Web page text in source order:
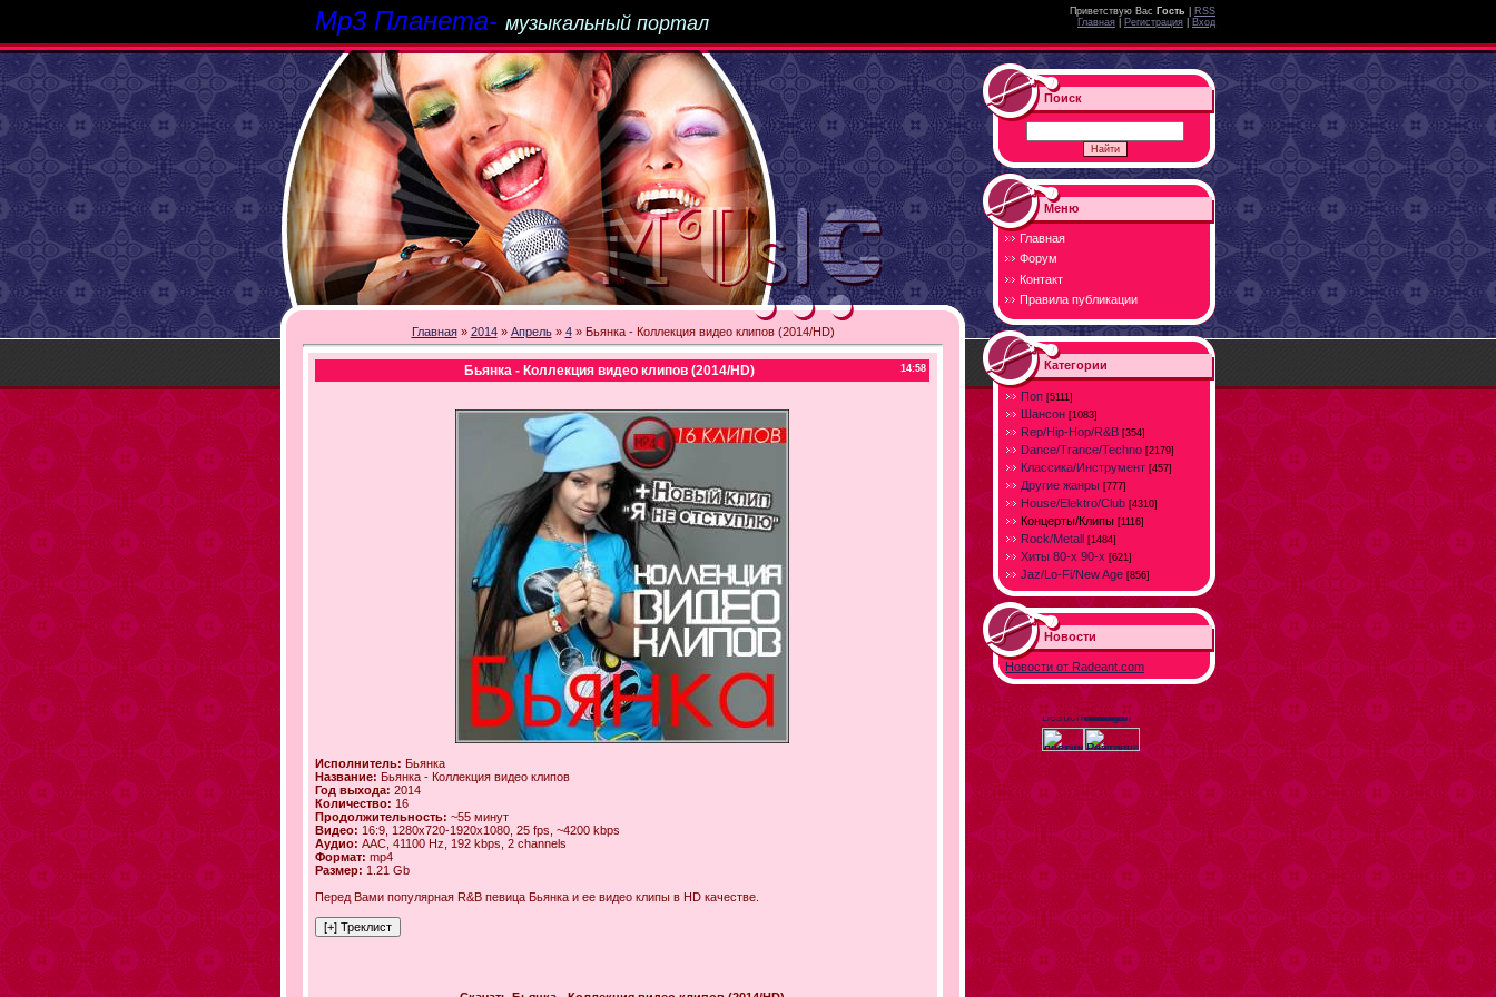
Mp3 Планета- музыкальный портал
Приветствую Вас Гость
RSS
Главная
Регистрация Вход
Главная» 2014 » Апрель » 4» Бьянка - Коллекция видео клипов (2014/HD)
14:58
Бьянка - Коллекция видео клипов (2014/HD)
Исполнитель: Бьянка
Название: Бьянка - Коллекция видео клипов
Год выхода: 2014
Количество: 16
Продолжительность: ~55 минут
Видео: 16:9, 1280х720-1920x1080, 25 fps, ~4200 kbps
Аудио: AAC, 41100 Hz, 192 kbps, 2 channels
Формат: mp4
Размер: 1.21 Gb
Перед Вами популярная R&B певица Бьянка и ее видео клипы в HD качестве.
Поиск
Меню
Главная
Форум
Контакт
Правила публикации
Категории
Поп [5111]
Шансон [1083]
Rep/Hip-Hop/R&B [354]
Dance/Trance/Techno [2179]
Классика/Инструмент [457]
Другие жанры [777]
House/Elektro/Club [4310]
Концерты/Клипы [1116]
Rock/Metall [1484]
Хиты 80-х 90-х [621]
Jaz/Lo-Fi/New Age [856]
Новости
Новости от Radeant.com